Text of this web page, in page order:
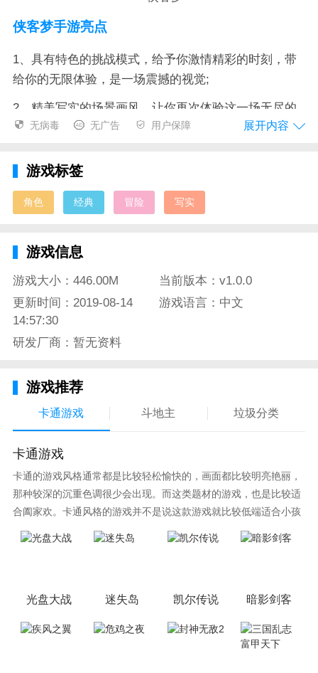
侠客梦手游亮点
1、具有特色的挑战模式，给予你激情精彩的时刻，带
给你的无限体验，是一场震撼的视觉;
2、精美写实的场景画风，让你再次体验这一场无尽的
武侠厮杀，感受世间的精彩纷呈;
觉，也更加对这个世界着迷。
侠客梦手游测评
追逐梦，经过一系列的厮杀战斗，可以实现你的巅峰人
生;
2、只有不断的探索着世界的奇貌，才会不断的获知一
切有趣的知识，这样我们才可以经历成长的蜕变;
铸就一段辉煌的人生战绩。
无病毒 无广告 用户保障 展开内容
游戏标签
角色 经典 冒险 写实
游戏信息
游戏大小：446.00M
当前版本：v1.0.0
更新时间：2019-08-14
14:57:30
游戏语言：中文
研发厂商：暂无资料
游戏推荐
卡通游戏 斗地主 垃圾分类
卡通游戏
卡通的游戏风格通常都是比较轻松愉快的，画面都比较明亮艳丽，
那种较深的沉重色调很少会出现。而这类题材的游戏，也是比较适
合阖家欢。卡通风格的游戏并不是说这款游戏就比较低端适合小孩
子玩，因为很多游戏厂商会故意把游戏中添加进入卡通元素，这也
光盘大战 迷失岛 凯尔传说 暗影剑客